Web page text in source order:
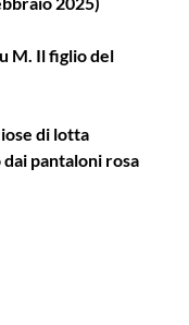
M. Il figlio del
di lotta
dai pantaloni rosa